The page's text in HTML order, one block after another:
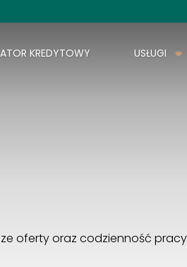
KREDYTOWY USŁUGI
oferty oraz codzienność